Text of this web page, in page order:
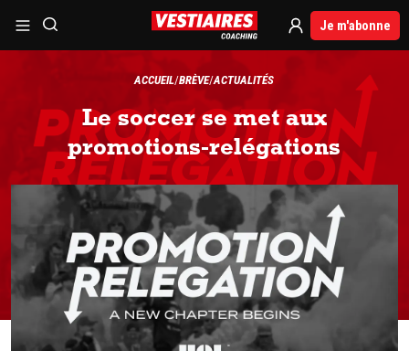
Je m'abonne
ACCUEIL BRÈVE ACTUALITÉS
Le soccer se met aux
promotions-relégations